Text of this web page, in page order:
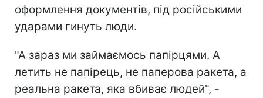
оформлення документів, під російськими
ударами гинуть люди.
"А зараз ми займаємось папірцями. А
летить не папірець, не паперова ракета, а
реальна ракета, яка вбиває людей", -